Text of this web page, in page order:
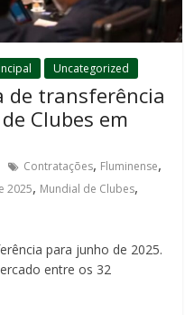
Uncategorized
de transferência
Clubes em
Contratações, Fluminense,
2025, Mundial de Clubes,
para junho de 2025.
entre os 32